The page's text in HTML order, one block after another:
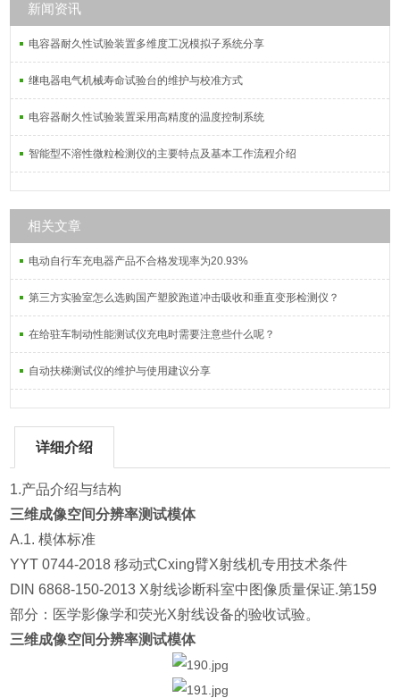
新闻资讯
电容器耐久性试验装置多维度工况模拟子系统分享
继电器电气机械寿命试验台的维护与校准方式
电容器耐久性试验装置采用高精度的温度控制系统
智能型不溶性微粒检测仪的主要特点及基本工作流程介绍
相关文章
电动自行车充电器产品不合格发现率为20.93%
第三方实验室怎么选购国产塑胶跑道冲击吸收和垂直变形检测仪？
在给驻车制动性能测试仪充电时需要注意些什么呢？
自动扶梯测试仪的维护与使用建议分享
详细介绍
1.产品介绍与结构
三维成像空间分辨率测试模体
A.1. 模体标准
YYT 0744-2018 移动式Cxing臂X射线机专用技术条件
DIN 6868-150-2013 X射线诊断科室中图像质量保证.第159
部分：医学影像学和荧光X射线设备的验收试验。
三维成像空间分辨率测试模体